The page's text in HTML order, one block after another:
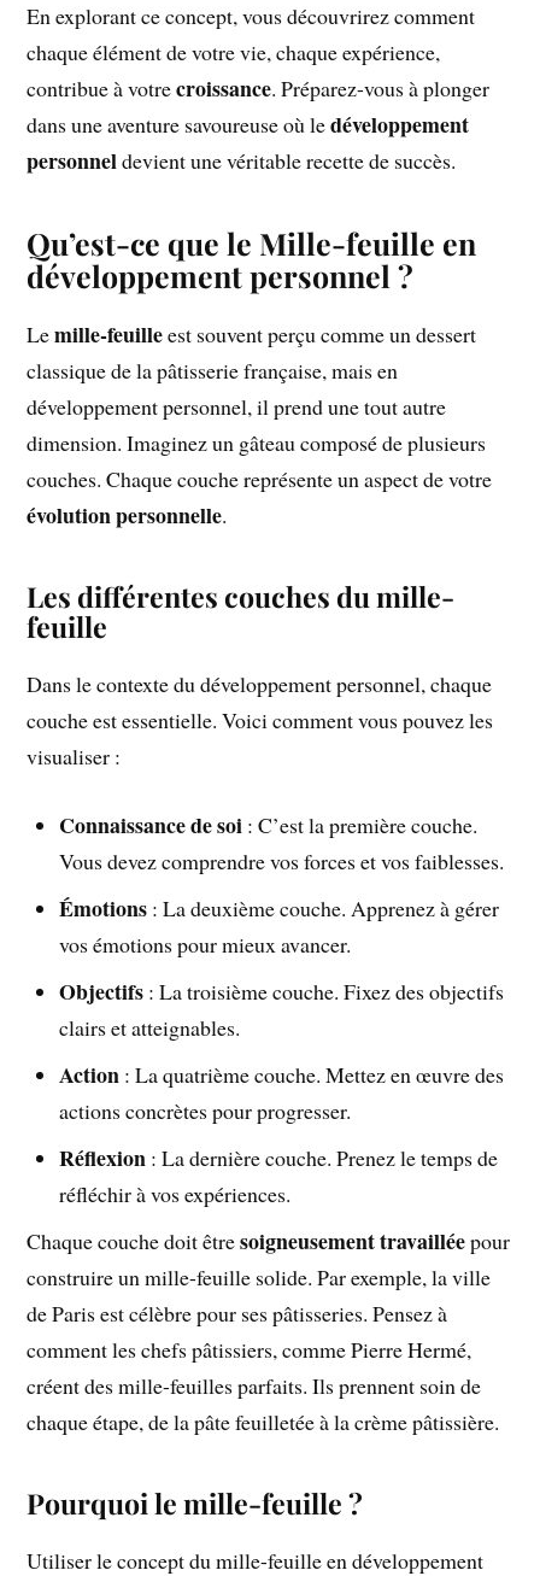
En explorant ce concept, vous découvrirez comment
chaque élément de votre vie, chaque expérience,
contribue à votrecroissance. Préparez-vous à plonger
dans une aventure savoureuse où ledéveloppement
personneldevient une véritable recette de succès.
Qu’est-ce que le Mille-feuille en
développement personnel ?
Lemille-feuilleest souvent perçu comme un dessert
classique de la pâtisserie française, mais en
développement personnel, il prend une tout autre
dimension. Imaginez un gâteau composé de plusieurs
couches. Chaque couche représente un aspect de votre
évolution personnelle.
Les différentes couches du mille-
feuille
Dans le contexte du développement personnel, chaque
couche est essentielle. Voici comment vous pouvez les
visualiser :
Connaissance de soi : C’est la première couche.
Vous devez comprendre vos forces et vos faiblesses.
Émotions : La deuxième couche. Apprenez à gérer
vos émotions pour mieux avancer.
Objectifs : La troisième couche. Fixez des objectifs
clairs et atteignables.
Action : La quatrième couche. Mettez en œuvre des
actions concrètes pour progresser.
Réflexion : La dernière couche. Prenez le temps de
réfléchir à vos expériences.
Chaque couche doit êtresoigneusement travailléepour
construire un mille-feuille solide. Par exemple, la ville
de Paris est célèbre pour ses pâtisseries. Pensez à
comment les chefs pâtissiers, comme Pierre Hermé,
créent des mille-feuilles parfaits. Ils prennent soin de
chaque étape, de la pâte feuilletée à la crème pâtissière.
Pourquoi le mille-feuille ?
Utiliser le concept du mille-feuille en développement